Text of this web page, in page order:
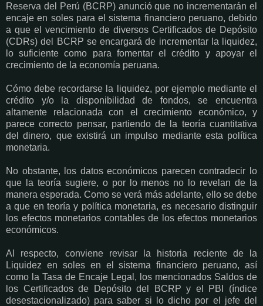
Reserva del Perú (BCRP) anunció que no incrementarán el
encaje en soles para el sistema financiero peruano, debido
a que el vencimiento de diversos Certificados de Depósito
(CDRs) del BCRP se encargará de incrementar la liquidez,
lo suficiente como para fomentar el crédito y apoyar el
crecimiento de la economía peruana.
Cómo debe recordarse la liquidez, por ejemplo mediante el
crédito y/o la disponibilidad de fondos, se encuentra
altamente relacionada con el crecimiento económico, y
parece correcto pensar, partiendo de la teoría cuantitativa
del dinero, que existirá un impulso mediante esta política
monetaria.
No obstante, los datos económicos parecen contradecir lo
que la teoría sugiere, o por lo menos no lo revelan de la
manera esperada. Como se verá más adelante, ello se debe
a que en teoría y política monetaria, es necesario distinguir
los efectos monetarios contables de los efectos monetarios
económicos.
Al respecto, conviene revisar la historia reciente de la
Liquidez en soles en el sistema financiero peruano, así
como la Tasa de Encaje Legal, los mencionados Saldos de
los Certificados de Depósito del BCRP y el PBI (índice
desestacionalizado) para saber si lo dicho por el jefe del